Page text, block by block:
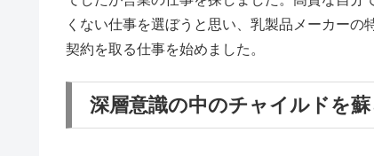
くない仕事を選ぼうと思い、乳製品メーカー
契約を取る仕事を始めました。
深層意識の中のチャイルドを